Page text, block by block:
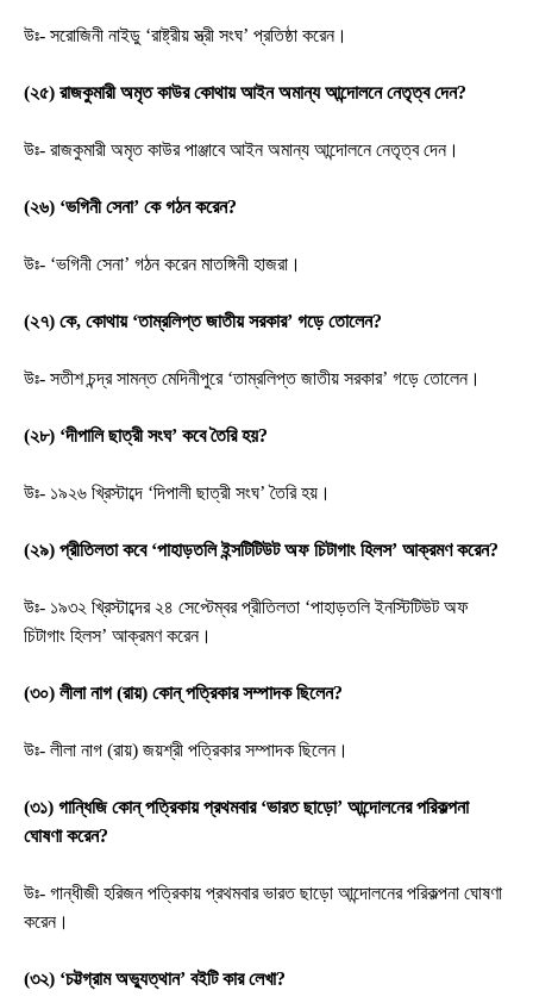
উঃ- সরোজিনী নাইডু ‘রাষ্ট্রীয় স্ত্রী সংঘ’ প্রতিষ্ঠা করেন।
(২৫) রাজকুমারী অমৃত কাউর কোথায় আইন অমান্য আন্দোলনে নেতৃত্ব দেন?
উঃ- রাজকুমারী অমৃত কাউর পাঞ্জাবে আইন অমান্য আন্দোলনে নেতৃত্ব দেন।
(২৬) ‘ভগিনী সেনা’ কে গঠন করেন?
উঃ- ‘ভগিনী সেনা’ গঠন করেন মাতঙ্গিনী হাজরা।
(২৭) কে, কোথায় ‘তাম্রলিপ্ত জাতীয় সরকার’ গড়ে তোলেন?
উঃ- সতীশ চন্দ্র সামন্ত মেদিনীপুরে ‘তাম্রলিপ্ত জাতীয় সরকার’ গড়ে তোলেন।
(২৮) ‘দীপালি ছাত্রী সংঘ’ কবে তৈরি হয়?
উঃ- ১৯২৬ খ্রিস্টাব্দে ‘দিপালী ছাত্রী সংঘ’ তৈরি হয়।
(২৯) প্রীতিলতা কবে ‘পাহাড়তলি ইন্সটিটিউট অফ চিটাগাং হিলস’ আক্রমণ করেন?
উঃ- ১৯৩২ খ্রিস্টাব্দের ২৪ সেপ্টেম্বর প্রীতিলতা ‘পাহাড়তলি ইনস্টিটিউট অফ
চিটাগাং হিলস’ আক্রমণ করেন।
(৩০) লীলা নাগ (রায়) কোন্ পত্রিকার সম্পাদক ছিলেন?
উঃ- লীলা নাগ (রায়) জয়শ্রী পত্রিকার সম্পাদক ছিলেন।
(৩১) গান্ধিজি কোন্ পত্রিকায় প্রথমবার ‘ভারত ছাড়ো’ আন্দোলনের পরিকল্পনা
ঘোষণা করেন?
উঃ- গান্ধীজী হরিজন পত্রিকায় প্রথমবার ভারত ছাড়ো আন্দোলনের পরিকল্পনা ঘোষণা
করেন।
(৩২) ‘চট্টগ্রাম অভ্যুত্থান’ বইটি কার লেখা?